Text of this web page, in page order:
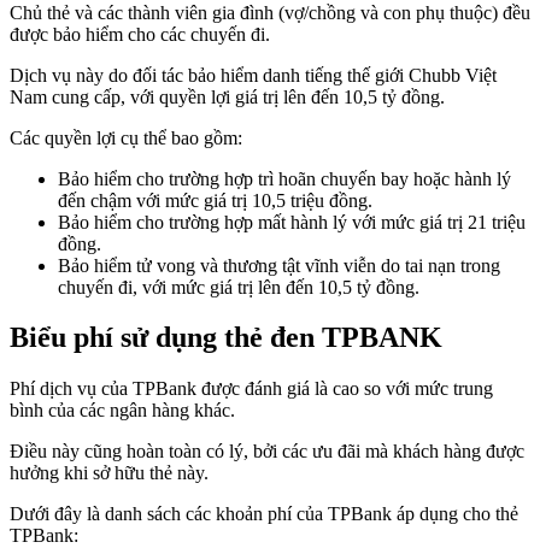
Chủ thẻ và các thành viên gia đình (vợ/chồng và con phụ thuộc) đều
được bảo hiểm cho các chuyến đi.
Dịch vụ này do đối tác bảo hiểm danh tiếng thế giới Chubb Việt
Nam cung cấp, với quyền lợi giá trị lên đến 10,5 tỷ đồng.
Các quyền lợi cụ thể bao gồm:
Bảo hiểm cho trường hợp trì hoãn chuyến bay hoặc hành lý
đến chậm với mức giá trị 10,5 triệu đồng.
Bảo hiểm cho trường hợp mất hành lý với mức giá trị 21 triệu
đồng.
Bảo hiểm tử vong và thương tật vĩnh viễn do tai nạn trong
chuyến đi, với mức giá trị lên đến 10,5 tỷ đồng.
Biểu phí sử dụng thẻ đen TPBANK
Phí dịch vụ của TPBank được đánh giá là cao so với mức trung
bình của các ngân hàng khác.
Điều này cũng hoàn toàn có lý, bởi các ưu đãi mà khách hàng được
hưởng khi sở hữu thẻ này.
Dưới đây là danh sách các khoản phí của TPBank áp dụng cho thẻ
TPBank: